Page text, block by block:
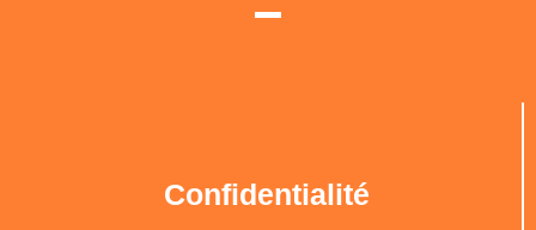
Confidentialité